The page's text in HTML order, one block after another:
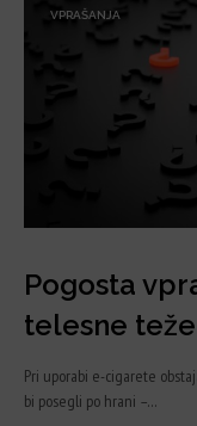
VPRAŠANJA
Pogosta
telesne teže
Pri uporabi e-cigarete
bi posegli po hrani –…